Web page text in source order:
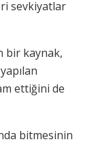
sevkiyatlar
bir kaynak,
ettiğini de
bitmesinin